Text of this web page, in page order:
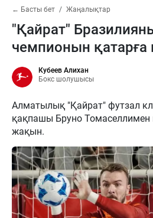
← Басты бет Жаңалықтар
"Қайрат"
чемпионын қатарға
Кубеев Алихан
Бокс шолушысы
Алматылық "Қайрат" футзал
қақпашы Бруно Томаселлимен
жақын.